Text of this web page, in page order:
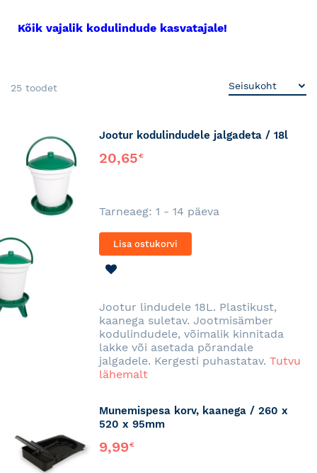
Kõik vajalik kodulindude kasvatajale!
25 toodet
Jootur kodulindudele jalgadeta / 18l
20,65€
Tarneaeg: 1 - 14 päeva
Lisa ostukorvi
Jootur lindudele 18L. Plastikust,
kaanega suletav. Jootmisämber
kodulindudele, võimalik kinnitada
lakke või asetada põrandale
jalgadele. Kergesti puhastatav. Tutvu
lähemalt
Munemispesa korv, kaanega / 260 x
520 x 95mm
9,99€